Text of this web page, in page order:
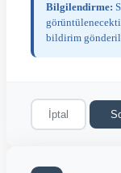
Bilgilendirme:
bildirim
İptal